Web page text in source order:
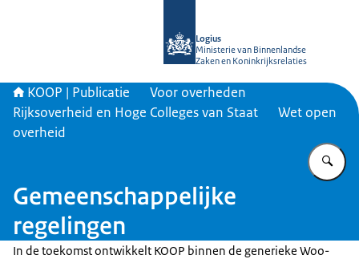
Logius
Ministerie van Binnenlandse
Zaken en Koninkrijksrelaties
KOOP | Publicatie
Voor overheden
Rijksoverheid en Hoge Colleges van Staat
Wet open
overheid
Gemeenschappelijke
regelingen
In de toekomst ontwikkelt KOOP binnen de generieke Woo-